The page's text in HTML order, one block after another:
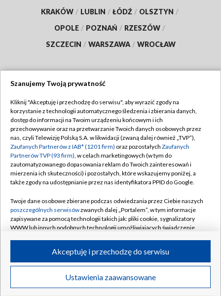
KRAKÓW / LUBLIN / ŁÓDŹ / OLSZTYN /
OPOLE / POZNAŃ / RZESZÓW /
SZCZECIN / WARSZAWA / WROCŁAW
TVP
Abonament TVP
Emisja w TVP
Centrum informacji TVP
Naziemna Telewizja Cyfrowa
Rada Programowa
System NOS
Informacje o nadawcy
Program dla prasy
Ogłoszenie przetargowe
Regulamin TVP
Polityka prywatności
Moje zgody
Pomoc
Kontakt
Kanały
©2026 Telewizja Polska S.A. w likwidacji
Szanujemy Twoją prywatność
Kliknij "Akceptuję i przechodzę do serwisu", aby wyrazić zgody na
korzystanie z technologii automatycznego śledzenia i zbierania danych,
dostęp do informacji na Twoim urządzeniu końcowym i ich
przechowywanie oraz na przetwarzanie Twoich danych osobowych przez
nas, czyli Telewizję Polską S.A. w likwidacji (zwaną dalej również „TVP”),
Zaufanych Partnerów z IAB* (1201 firm) oraz pozostałych Zaufanych
Partnerów TVP (93 firm), w celach marketingowych (w tym do
zautomatyzowanego dopasowania reklam do Twoich zainteresowań i
mierzenia ich skuteczności) i pozostałych, które wskazujemy poniżej, a
także zgody na udostępnianie przez nas identyfikatora PPID do Google.
Twoje dane osobowe zbierane podczas odwiedzania przez Ciebie naszych
poszczególnych serwisówzwanych dalej „Portalem”, w tym informacje
zapisywane za pomocą technologii takich jak: pliki cookie, sygnalizatory
WWW lub innych podobnych technologii umożliwiających świadczenie
ruchu w Internecie.
Twoje dane osobowe zbierane podczas odwiedzania przez Ciebie
poszczególnych serwisówna Portalu, takie jak adresy IP, identyfikatory
Ustawienia zaawansowane
Akceptuję i przechodzę do serwisu